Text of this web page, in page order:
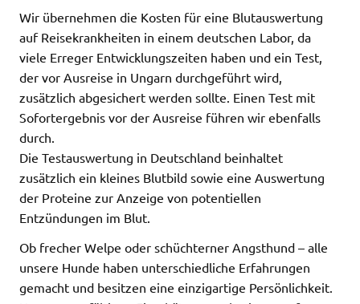
Wir übernehmen die Kosten für eine Blutauswertung
auf Reisekrankheiten in einem deutschen Labor, da
viele Erreger Entwicklungszeiten haben und ein Test,
der vor Ausreise in Ungarn durchgeführt wird,
zusätzlich abgesichert werden sollte. Einen Test mit
Sofortergebnis vor der Ausreise führen wir ebenfalls
durch.
Die Testauswertung in Deutschland beinhaltet
zusätzlich ein kleines Blutbild sowie eine Auswertung
der Proteine zur Anzeige von potentiellen
Entzündungen im Blut.
Ob frecher Welpe oder schüchterner Angsthund – alle
unsere Hunde haben unterschiedliche Erfahrungen
gemacht und besitzen eine einzigartige Persönlichkeit.